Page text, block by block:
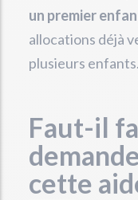
un premier
allocations déjà
plusieurs enfants.
Faut-il
cette